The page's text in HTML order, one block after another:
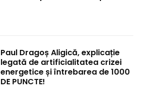
Paul Dragoș Aligică, explicație
legată de artificialitatea crizei
energetice și întrebarea de 1000
DE PUNCTE!